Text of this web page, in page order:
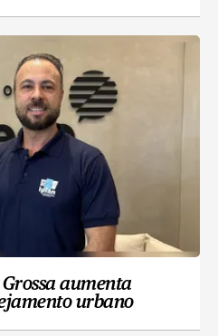
aumenta
urbano